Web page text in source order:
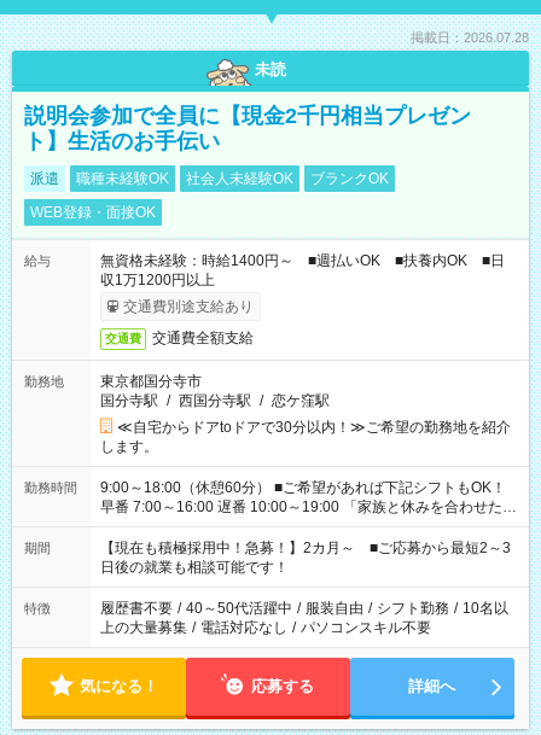
掲載日：2026.07.28
未読
説明会参加で全員に【現金2千円相当プレゼン
ト】生活のお手伝い
派遣 職種未経験OK 社会人未経験OK
ブランクOK
WEB登録・面接OK
給与
無資格未経験：時給1400円～ ■週払いOK ■扶養内OK ■日
収1万1200円以上
交通費別途支給あり
交通費 交通費全額支給
勤務地
東京都国分寺市
国分寺駅 / 西国分寺駅 / 恋ケ窪駅
≪自宅からドアtoドアで30分以内！≫ご希望の勤務地を紹介
します。
勤務時間
9:00～18:00（休憩60分） ■ご希望があれば下記シフトもOK！
早番 7:00～16:00 遅番 10:00～19:00 「家族と休みを合わせた
い」 「余裕を持って夕飯の準備がしたい」 「できれば残業はし
たくない」 など、ご希望を教えてくださいね。 ※Wワーク希望
の方へ 今ご覧のお仕事で希望する勤務時間と、もう1つのお仕事
の勤務時間。 合計で週40時間を超える場合は応募できません。
期間
【現在も積極採用中！急募！】2カ月～ ■ご応募から最短2～3
日後の就業も相談可能です！
特徴 履歴書不要 / 40～50代活躍中 / 服装自由 / シフト勤務 / 10名以
上の大量募集 / 電話対応なし / パソコンスキル不要
気になる！ 応募する 詳細へ